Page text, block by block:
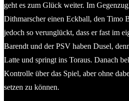
geht es zum Glück weiter. Im
Dithmarscher einen Eckball, den Timo
jedoch so verunglückt, dass er fast im
Barendt und der PSV haben Dusel,
Latte und springt ins Toraus. Danach
Kontrolle über das Spiel, aber ohne
setzen zu können.